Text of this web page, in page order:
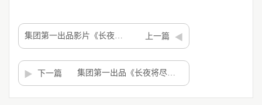
集团第一出品影片《长夜将尽》定档3.21全国艺联专线上映 敬请期待 上一篇
下一篇 集团第一出品《长夜将尽》北京首映礼口碑爆棚 现实主义力作获赞无数